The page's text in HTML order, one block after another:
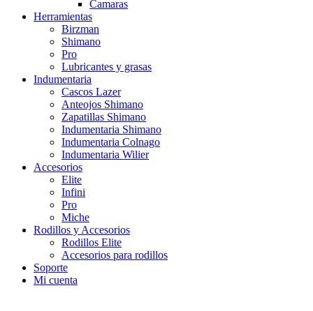
Camaras
Herramientas
Birzman
Shimano
Pro
Lubricantes y grasas
Indumentaria
Cascos Lazer
Anteojos Shimano
Zapatillas Shimano
Indumentaria Shimano
Indumentaria Colnago
Indumentaria Wilier
Accesorios
Elite
Infini
Pro
Miche
Rodillos y Accesorios
Rodillos Elite
Accesorios para rodillos
Soporte
Mi cuenta